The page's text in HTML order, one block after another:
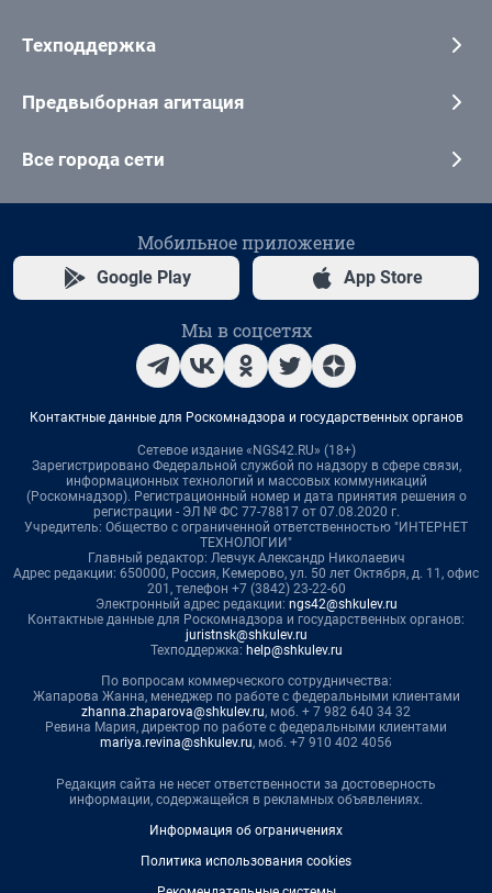
Техподдержка
Предвыборная агитация
Все города сети
Мобильное приложение
Google Play App Store
Мы в соцсетях
Контактные данные для Роскомнадзора и государственных органов
Сетевое издание «NGS42.RU» (18+)
Зарегистрировано Федеральной службой по надзору в сфере связи,
информационных технологий и массовых коммуникаций
(Роскомнадзор). Регистрационный номер и дата принятия решения о
регистрации - ЭЛ № ФС 77-78817 от 07.08.2020 г.
Учредитель: Общество с ограниченной ответственностью "ИНТЕРНЕТ
ТЕХНОЛОГИИ"
Главный редактор: Левчук Александр Николаевич
Адрес редакции: 650000, Россия, Кемерово, ул. 50 лет Октября, д. 11, офис
201, телефон +7 (3842) 23-22-60
Электронный адрес редакции: ngs42@shkulev.ru
Контактные данные для Роскомнадзора и государственных органов:
juristnsk@shkulev.ru
Техподдержка: help@shkulev.ru
По вопросам коммерческого сотрудничества:
Жапарова Жанна, менеджер по работе с федеральными клиентами
zhanna.zhaparova@shkulev.ru, моб. + 7 982 640 34 32
Ревина Мария, директор по работе с федеральными клиентами
mariya.revina@shkulev.ru, моб. +7 910 402 4056
Редакция сайта не несет ответственности за достоверность
информации, содержащейся в рекламных объявлениях.
Информация об ограничениях
Политика использования cookies